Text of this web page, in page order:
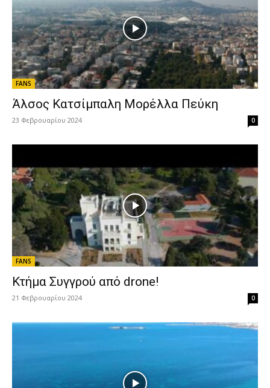
FANS
Άλσος Κατσίμπαλη Μορέλλα Πεύκη
23 Φεβρουαρίου 2024 0
FANS
Κτήμα Συγγρού από drone!
21 Φεβρουαρίου 2024 0